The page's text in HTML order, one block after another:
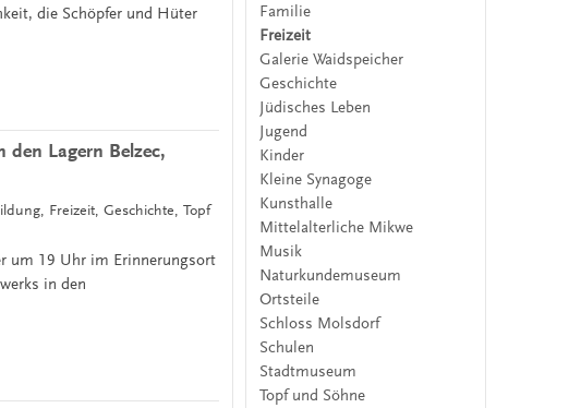
die Schöpfer und Hüter
Lagern Belzec,
Freizeit, Geschichte, Topf
um 19 Uhr im Erinnerungsort
in den
Familie
Freizeit
Galerie Waidspeicher
Geschichte
Jüdisches Leben
Jugend
Kinder
Kleine Synagoge
Kunsthalle
Mittelalterliche Mikwe
Musik
Naturkundemuseum
Ortsteile
Schloss Molsdorf
Schulen
Stadtmuseum
Topf und Söhne